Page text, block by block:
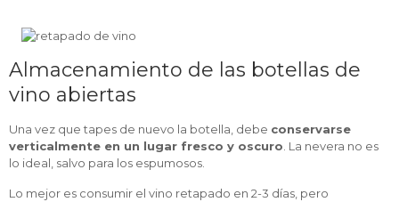
Almacenamiento de las botellas de
vino abiertas
Una vez que tapes de nuevo la botella, debe conservarse
verticalmente en un lugar fresco y oscuro . La nevera no es
lo ideal, salvo para los espumosos.
Lo mejor es consumir el vino retapado en 2-3 días, pero